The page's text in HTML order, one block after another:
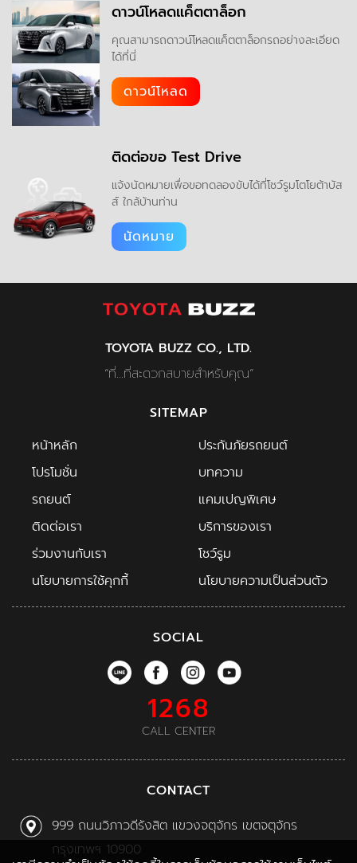
ดาวน์โหลดแค็ตตาล็อก
คุณสามารถดาวน์โหลดแค็ตตาล็อกรถอย่างละเอียด
ได้ที่นี่
ดาวน์โหลด
ติดต่อขอ Test Drive
แจ้งนัดหมายเพื่อขอทดลองขับได้ที่โชว์รูมโตโยต้าบัส
ส์ ใกล้บ้านท่าน
นัดหมาย
TOYOTA BUZZ CO., LTD.
“ที่...ที่สะดวกสบายสำหรับคุณ”
SITEMAP
หน้าหลัก
ประกันภัยรถยนต์
โปรโมชั่น
บทความ
รถยนต์
แคมเปญพิเศษ
ติดต่อเรา
บริการของเรา
ร่วมงานกับเรา
โชว์รูม
นโยบายการใช้คุกกี้
นโยบายความเป็นส่วนตัว
SOCIAL
1268
CALL CENTER
CONTACT
999 ถนนวิภาวดีรังสิต แขวงจตุจักร เขตจตุจักร
กรุงเทพฯ 10900